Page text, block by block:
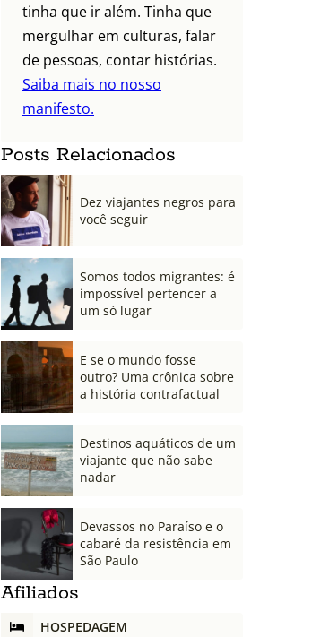
tinha que ir além. Tinha que
mergulhar em culturas, falar
de pessoas, contar histórias.
Saiba mais no nosso
manifesto.
Posts Relacionados
Dez viajantes negros para
você seguir
Somos todos migrantes: é
impossível pertencer a
um só lugar
E se o mundo fosse
outro? Uma crônica sobre
a história contrafactual
Destinos aquáticos de um
viajante que não sabe
nadar
Devassos no Paraíso e o
cabaré da resistência em
São Paulo
Afiliados
HOSPEDAGEM